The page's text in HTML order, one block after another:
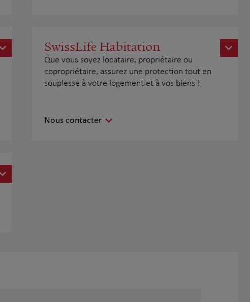
SwissLife Habitation
Que vous soyez locataire, propriétaire ou
copropriétaire, assurez une protection tout en
souplesse à votre logement et à vos biens !
Nous contacter